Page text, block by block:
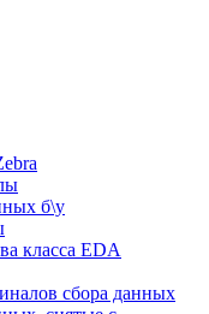
б\у
класса EDA
сбора данных